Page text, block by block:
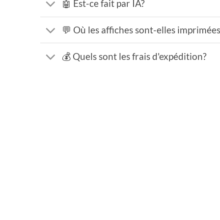
🤖 Est-ce fait par IA?
💬 Où les affiches sont-elles
💰 Quels sont les frais d'expédition?